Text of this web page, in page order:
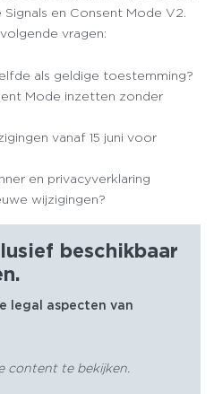
en Consent Mode V2.
vragen:
als geldige toestemming?
Mode inzetten zonder
vanaf 15 juni voor
en privacyverklaring
wijzigingen?
beschikbaar
legal aspecten van
content te bekijken.